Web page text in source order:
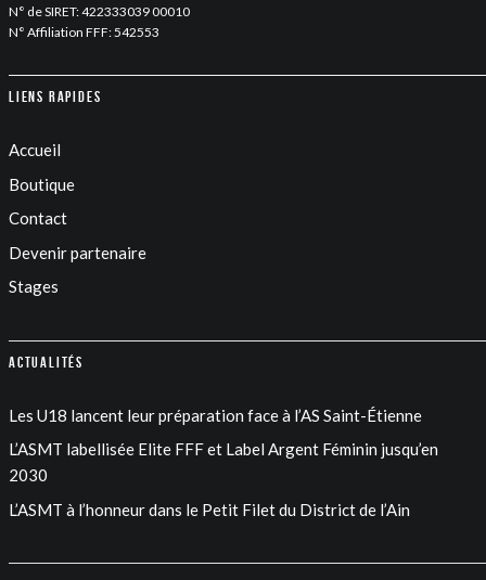
N° de SIRET: 422333039 00010
N° Affiliation FFF: 542553
Liens rapides
Accueil
Boutique
Contact
Devenir partenaire
Stages
Actualités
Les U18 lancent leur préparation face à l’AS Saint-Étienne
L’ASMT labellisée Elite FFF et Label Argent Féminin jusqu’en
2030
L’ASMT à l’honneur dans le Petit Filet du District de l’Ain